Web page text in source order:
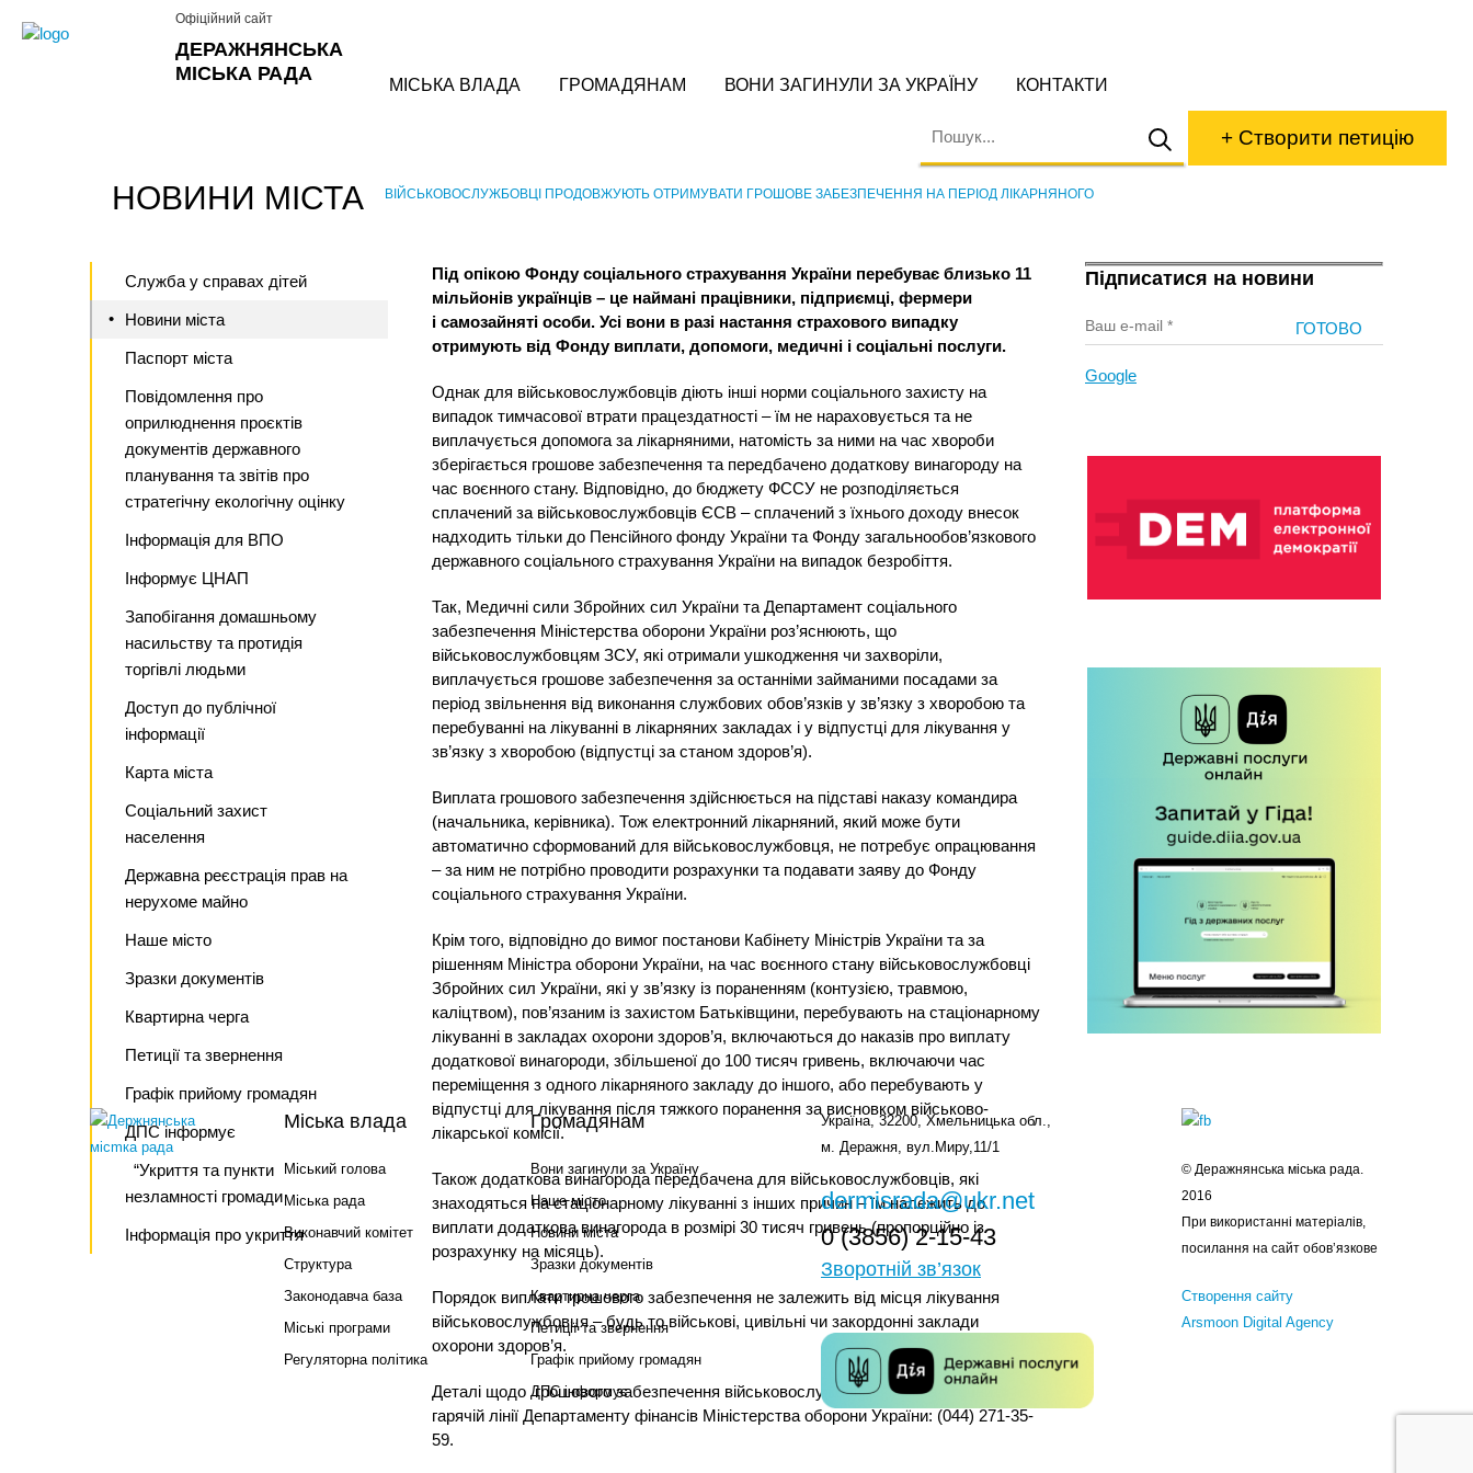
ДЕРАЖНЯНСЬКА
МІСЬКА РАДА
Офіційний сайт
МІСЬКА ВЛАДА ГРОМАДЯНАМ ВОНИ ЗАГИНУЛИ ЗА УКРАЇНУ КОНТАКТИ
+ Створити петицію
НОВИНИ МІСТА ВІЙСЬКОВОСЛУЖБОВЦІ ПРОДОВЖУЮТЬ ОТРИМУВАТИ ГРОШОВЕ ЗАБЕЗПЕЧЕННЯ НА ПЕРІОД ЛІКАРНЯНОГО
Служба у справах дітей
Новини міста
Паспорт міста
Повідомлення про
оприлюднення проєктів
документів державного
планування та звітів про
стратегічну екологічну оцінку
Інформація для ВПО
Інформує ЦНАП
Запобігання домашньому
насильству та протидія
торгівлі людьми
Доступ до публічної
інформації
Карта міста
Соціальний захист
населення
Державна реєстрація прав на
нерухоме майно
Наше місто
Зразки документів
Квартирна черга
Петиції та звернення
Графік прийому громадян
ДПС інформує
“Укриття та пункти
незламності громади
Інформація про укриття
Підписатися на новини
Google
Під опікою Фонду соціального страхування України перебуває близько 11
мільйонів українців – це наймані працівники, підприємці, фермери
і самозайняті особи. Усі вони в разі настання страхового випадку
отримують від Фонду виплати, допомоги, медичні і соціальні послуги.
Однак для військовослужбовців діють інші норми соціального захисту на
випадок тимчасової втрати працездатності – їм не нараховується та не
виплачується допомога за лікарняними, натомість за ними на час хвороби
зберігається грошове забезпечення та передбачено додаткову винагороду на
час воєнного стану. Відповідно, до бюджету ФССУ не розподіляється
сплачений за військовослужбовців ЄСВ – сплачений з їхнього доходу внесок
надходить тільки до Пенсійного фонду України та Фонду загальнообов’язкового
державного соціального страхування України на випадок безробіття.
Так, Медичні сили Збройних сил України та Департамент соціального
забезпечення Міністерства оборони України роз’яснюють, що
військовослужбовцям ЗСУ, які отримали ушкодження чи захворіли,
виплачується грошове забезпечення за останніми займаними посадами за
період звільнення від виконання службових обов’язків у зв’язку з хворобою та
перебуванні на лікуванні в лікарняних закладах і у відпустці для лікування у
зв’язку з хворобою (відпустці за станом здоров’я).
Виплата грошового забезпечення здійснюється на підставі наказу командира
(начальника, керівника). Тож електронний лікарняний, який може бути
автоматично сформований для військовослужбовця, не потребує опрацювання
– за ним не потрібно проводити розрахунки та подавати заяву до Фонду
соціального страхування України.
Крім того, відповідно до вимог постанови Кабінету Міністрів України та за
рішенням Міністра оборони України, на час воєнного стану військовослужбовці
Збройних сил України, які у зв’язку із пораненням (контузією, травмою,
каліцтвом), пов’язаним із захистом Батьківщини, перебувають на стаціонарному
лікуванні в закладах охорони здоров’я, включаються до наказів про виплату
додаткової винагороди, збільшеної до 100 тисяч гривень, включаючи час
переміщення з одного лікарняного закладу до іншого, або перебувають у
відпустці для лікування після тяжкого поранення за висновком військово-
лікарської комісії.
Також додаткова винагорода передбачена для військовослужбовців, які
знаходяться на стаціонарному лікуванні з інших причин – їм належить до
виплати додаткова винагорода в розмірі 30 тисяч гривень (пропорційно із
розрахунку на місяць).
Порядок виплати грошового забезпечення не залежить від місця лікування
військовослужбовця – будь то військові, цивільні чи закордонні заклади
охорони здоров’я.
Деталі щодо грошового забезпечення військовослужбовців можна уточнити на
гарячій лінії Департаменту фінансів Міністерства оборони України: (044) 271-35-
59.
Міська влада
Міський голова
Міська рада
Виконавчий комітет
Структура
Законодавча база
Міські програми
Регуляторна політика
Громадянам
Вони загинули за Україну
Наше місто
Новини міста
Зразки документів
Квартирна черга
Петиції та звернення
Графік прийому громадян
ДПС інформує
Україна, 32200, Хмельницька обл.,
м. Деражня, вул.Миру,11/1
dermisrada@ukr.net
0 (3856) 2-15-43
Зворотній зв’язок
© Деражнянська міська рада.
2016
При використанні матеріалів,
посилання на сайт обов’язкове
Створення сайту
Arsmoon Digital Agency